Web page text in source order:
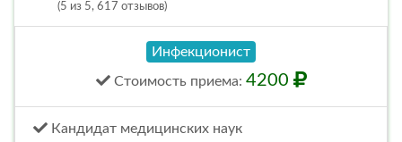
(5 из 5, 617 отзывов)
Инфекционист
Стоимость приема: 4200
Кандидат медицинских наук